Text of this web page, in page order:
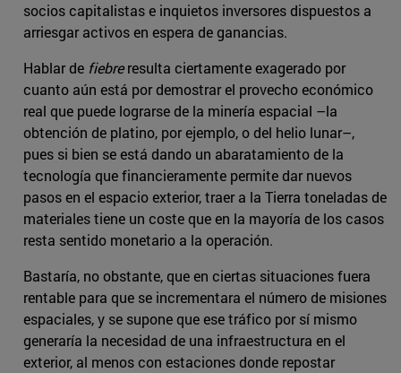
socios capitalistas e inquietos inversores dispuestos a
arriesgar activos en espera de ganancias.
Hablar de fiebreresulta ciertamente exagerado por
cuanto aún está por demostrar el provecho económico
real que puede lograrse de la minería espacial –la
obtención de platino, por ejemplo, o del helio lunar–,
pues si bien se está dando un abaratamiento de la
tecnología que financieramente permite dar nuevos
pasos en el espacio exterior, traer a la Tierra toneladas de
materiales tiene un coste que en la mayoría de los casos
resta sentido monetario a la operación.
Bastaría, no obstante, que en ciertas situaciones fuera
rentable para que se incrementara el número de misiones
espaciales, y se supone que ese tráfico por sí mismo
generaría la necesidad de una infraestructura en el
exterior, al menos con estaciones donde repostar